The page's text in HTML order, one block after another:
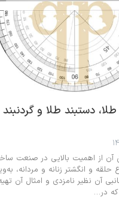
دستبند طلا و گردنبند
آن از اهمیت بالایی در صنعت
حلقه و انگشتر زنانه و مردانه،
آن نظیر نامزدی و امثال آن
که در…